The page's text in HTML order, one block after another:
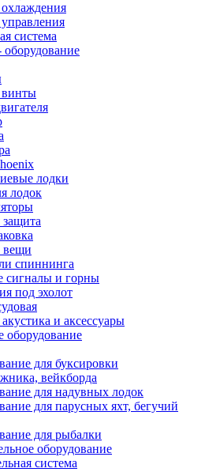
система
оборудование
винты
лодки
лодок
вещи
спиннинга
сигналы и горны
под эхолот
и аксессуары
оборудование
для буксировки
вейкборда
для надувных лодок
для парусных яхт, бегучий
для рыбалки
оборудование
система